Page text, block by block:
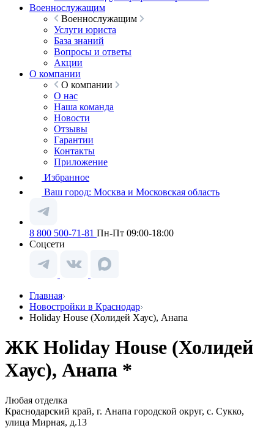
Военнослужащим
Военнослужащим
Услуги юриста
База знаний
Вопросы и ответы
Акции
О компании
О компании
О нас
Наша команда
Новости
Отзывы
Гарантии
Контакты
Приложение
Избранное
Ваш город: Москва и Московская область
8 800 500-71-81 Пн-Пт 09:00-18:00
Соцсети
Главная
Новостройки в Краснодар
Holiday House (Холидей Хаус), Анапа
ЖК Holiday House (Холидей
Хаус), Анапа *
Любая отделка
Краснодарский край, г. Анапа городской округ, с. Сукко,
улица Мирная, д.13